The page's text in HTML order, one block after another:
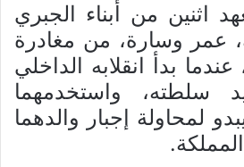
اثنين من أبناء الجبري
عمر وسارة، من مغادرة
عام 2017، عندما بدأ انقلابه الداخلي
سلطته، واستخدمهما
لمحاولة إجبار والدهما